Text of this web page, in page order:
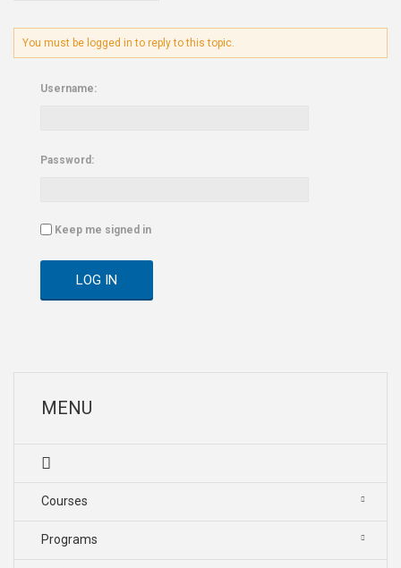
You must be logged in to reply to this topic.
Username:
Password:
Keep me signed in
LOG IN
MENU
Courses
Programs